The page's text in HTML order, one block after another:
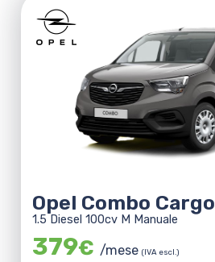
Opel Combo Cargo
1.5 Diesel 100cv M Manuale
379€ /mese (IVA escl.)